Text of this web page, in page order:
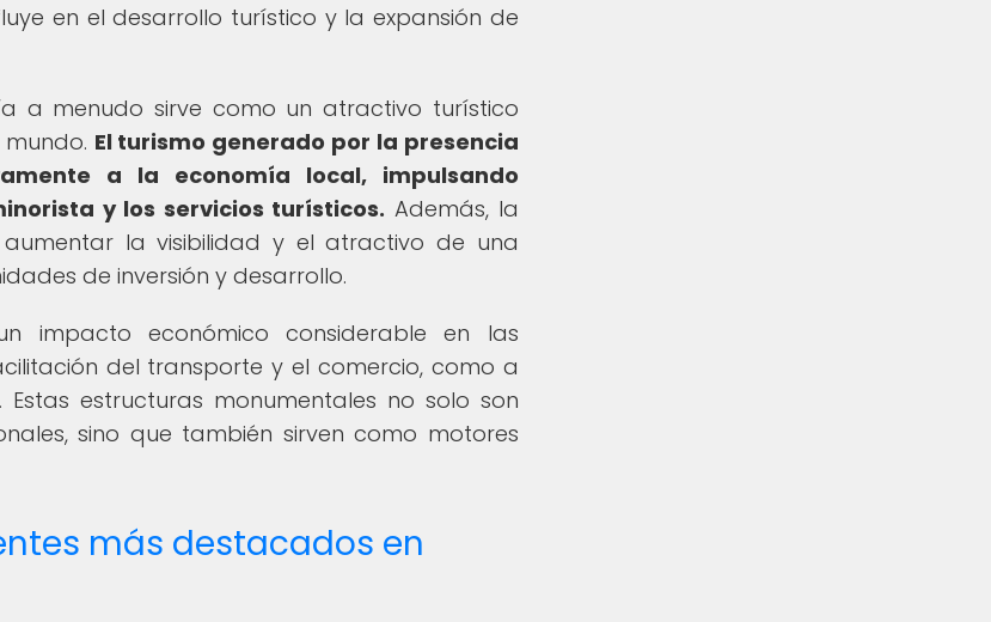
en el desarrollo turístico y la expansión de
a menudo sirve como un atractivo turístico
El turismo generado por la presencia
a la economía local, impulsando
y los servicios turísticos. Además, la
la visibilidad y el atractivo de una
de inversión y desarrollo.
impacto económico considerable en las
del transporte y el comercio, como a
estructuras monumentales no solo son
sino que también sirven como motores
más destacados en